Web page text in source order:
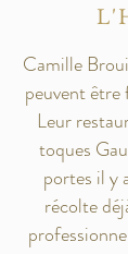
Camille
peuvent
Leur
toques
portes il y
récolte